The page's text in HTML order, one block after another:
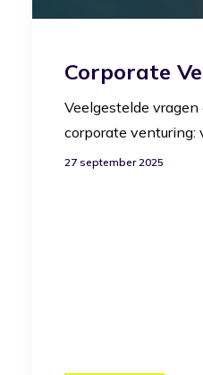
Corporate
Veelgestelde
corporate venturing:
27 september 2025